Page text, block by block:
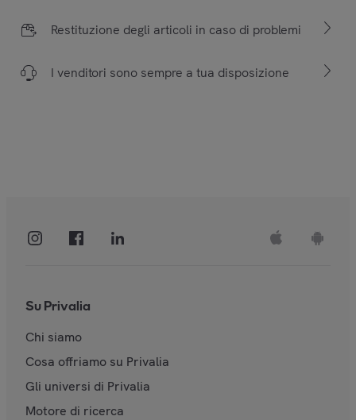
Restituzione degli articoli in caso di problemi
I venditori sono sempre a tua disposizione
Su Privalia
Chi siamo
Cosa offriamo su Privalia
Gli universi di Privalia
Motore di ricerca